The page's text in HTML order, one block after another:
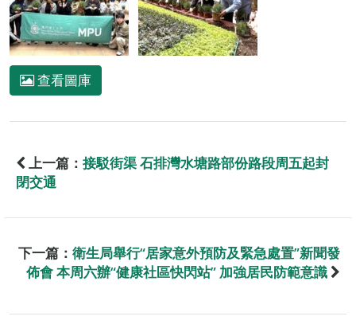
查看圖庫
上一篇： 接駁街渠 石排灣水塘路部份路段周五起封
閉交通
下一篇： 衛生局舉行“居家意外預防及緊急處置”新聞發
佈會 本周六辦“健康社區快閃站” 加強居民防範意識